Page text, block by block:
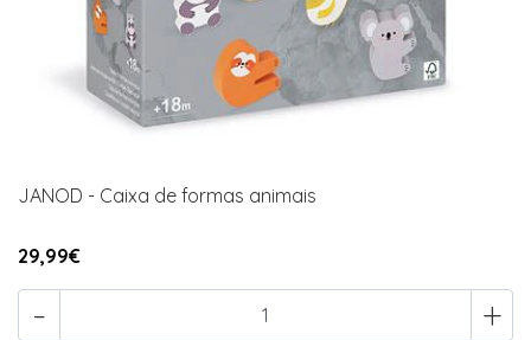
JANOD - Caixa de formas animais
29,99€
- +